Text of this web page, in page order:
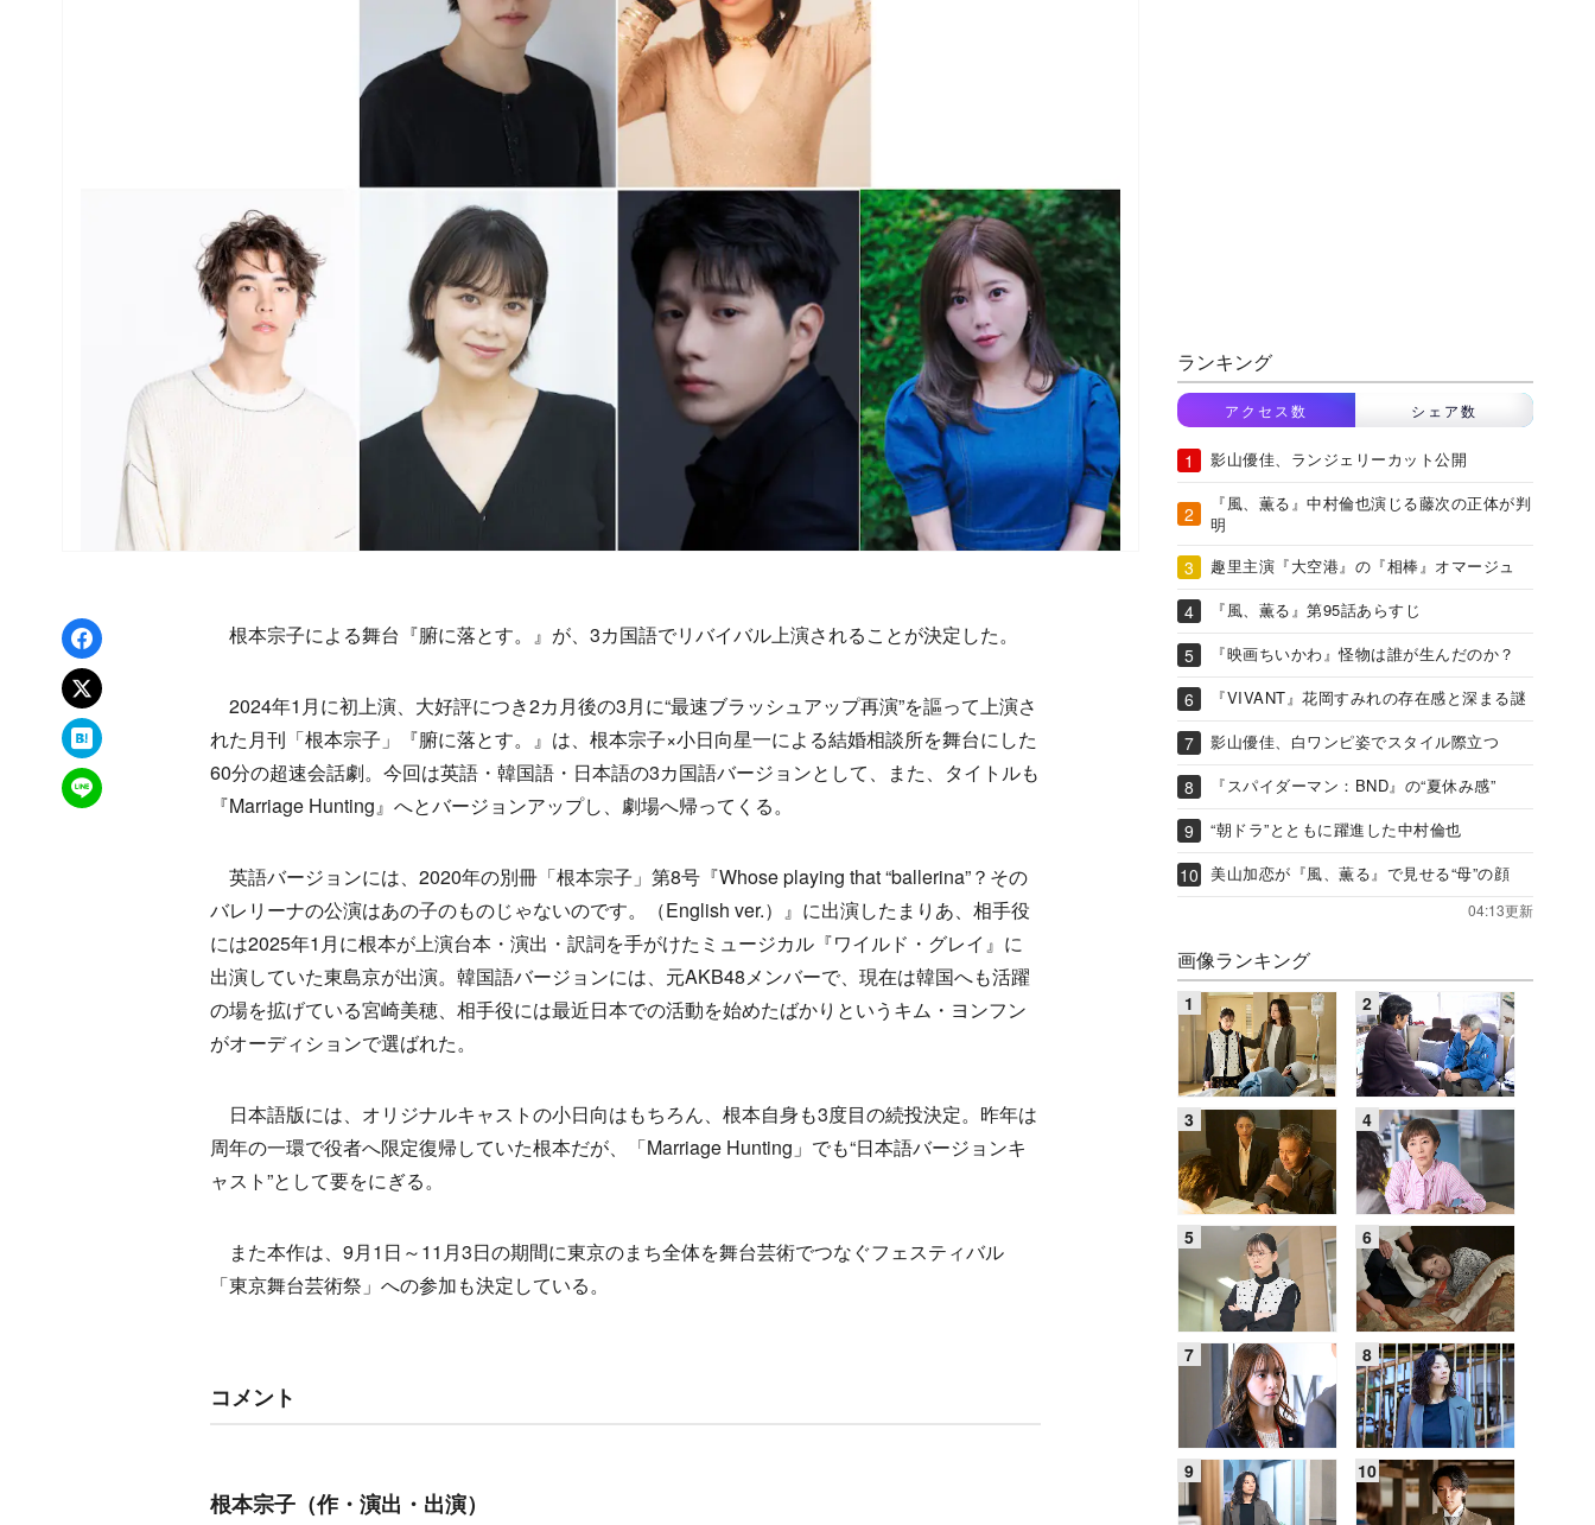
Facebookでシェア
xでポスト
はてなブックマーク
LINEで送る
根本宗子による舞台『腑に落とす。』が、3カ国語でリバイバル上演されることが決定した。
2024年1月に初上演、大好評につき2カ月後の3月に“最速ブラッシュアップ再演”を謳って上演さ
れた月刊「根本宗子」『腑に落とす。』は、根本宗子×小日向星一による結婚相談所を舞台にした
60分の超速会話劇。今回は英語・韓国語・日本語の3カ国語バージョンとして、また、タイトルも
『Marriage Hunting』へとバージョンアップし、劇場へ帰ってくる。
英語バージョンには、2020年の別冊「根本宗子」第8号『Whose playing that “ballerina”？その
バレリーナの公演はあの子のものじゃないのです。（English ver.）』に出演したまりあ、相手役
には2025年1月に根本が上演台本・演出・訳詞を手がけたミュージカル『ワイルド・グレイ』に
出演していた東島京が出演。韓国語バージョンには、元AKB48メンバーで、現在は韓国へも活躍
の場を拡げている宮崎美穂、相手役には最近日本での活動を始めたばかりというキム・ヨンフン
がオーディションで選ばれた。
日本語版には、オリジナルキャストの小日向はもちろん、根本自身も3度目の続投決定。昨年は
周年の一環で役者へ限定復帰していた根本だが、「Marriage Hunting」でも“日本語バージョンキ
ャスト”として要をにぎる。
また本作は、9月1日～11月3日の期間に東京のまち全体を舞台芸術でつなぐフェスティバル
「東京舞台芸術祭」への参加も決定している。
コメント
根本宗子（作・演出・出演）
ランキング
アクセス数 シェア数
影山優佳、ランジェリーカット公開
『風、薫る』中村倫也演じる藤次の正体が判
明
趣里主演『大空港』の『相棒』オマージュ
『風、薫る』第95話あらすじ
『映画ちいかわ』怪物は誰が生んだのか？
『VIVANT』花岡すみれの存在感と深まる謎
影山優佳、白ワンピ姿でスタイル際立つ
『スパイダーマン：BND』の“夏休み感”
“朝ドラ”とともに躍進した中村倫也
美山加恋が『風、薫る』で見せる“母”の顔
04:13更新
画像ランキング